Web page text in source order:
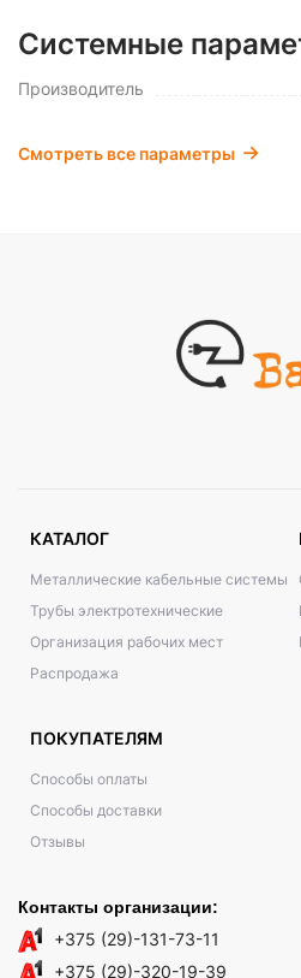
Системные
Производитель
Смотреть все параметры
КАТАЛОГ
Металлические кабельные системы
Трубы электротехнические
Организация рабочих мест
Распродажа
ПОКУПАТЕЛЯМ
Способы оплаты
Способы доставки
Отзывы
Контакты организации:
+375 (29)-131-73-11
+375 (29)-320-19-39